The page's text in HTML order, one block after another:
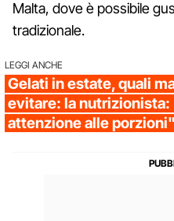
Malta, dove è possibile
tradizionale.
LEGGI ANCHE
Gelati in estate, quali
evitare: la
attenzione alle porzioni"